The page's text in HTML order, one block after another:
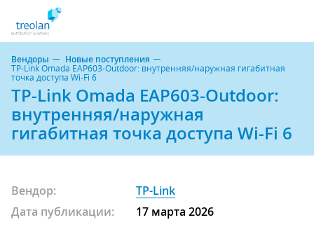
Вендоры Новые поступления
TP-Link Omada EAP603-Outdoor: внутренняя/наружная гигабитная
точка доступа Wi-Fi 6
TP-Link Omada EAP603-Outdoor:
внутренняя/наружная
гигабитная точка доступа Wi-Fi 6
Вендор:
TP-Link
Дата публикации:
17 марта 2026